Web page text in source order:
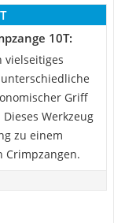
10T:
vielseitiges
Griff
Werkzeug
zu einem
Crimpzangen.